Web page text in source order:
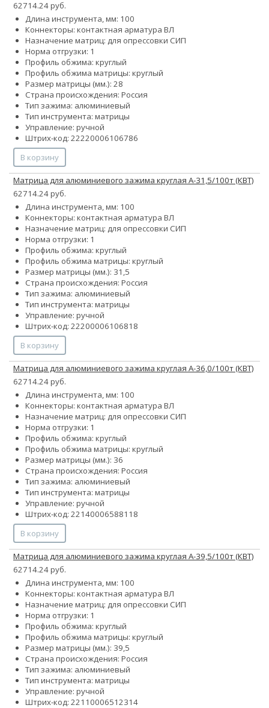
62714.24 руб.
Длина инструмента, мм: 100
Коннекторы: контактная арматура ВЛ
Назначение матриц: для опрессовки СИП
Норма отгрузки: 1
Профиль обжима: круглый
Профиль обжима матрицы: круглый
Размер матрицы (мм.): 28
Страна происхождения: Россия
Тип зажима: алюминиевый
Тип инструмента: матрицы
Управление: ручной
Штрих-код: 22220006106786
В корзину
Матрица для алюминиевого зажима круглая А-31,5/100т (КВТ)
62714.24 руб.
Длина инструмента, мм: 100
Коннекторы: контактная арматура ВЛ
Назначение матриц: для опрессовки СИП
Норма отгрузки: 1
Профиль обжима: круглый
Профиль обжима матрицы: круглый
Размер матрицы (мм.): 31,5
Страна происхождения: Россия
Тип зажима: алюминиевый
Тип инструмента: матрицы
Управление: ручной
Штрих-код: 22200006106818
В корзину
Матрица для алюминиевого зажима круглая А-36,0/100т (КВТ)
62714.24 руб.
Длина инструмента, мм: 100
Коннекторы: контактная арматура ВЛ
Назначение матриц: для опрессовки СИП
Норма отгрузки: 1
Профиль обжима: круглый
Профиль обжима матрицы: круглый
Размер матрицы (мм.): 36
Страна происхождения: Россия
Тип зажима: алюминиевый
Тип инструмента: матрицы
Управление: ручной
Штрих-код: 22140006588118
В корзину
Матрица для алюминиевого зажима круглая А-39,5/100т (КВТ)
62714.24 руб.
Длина инструмента, мм: 100
Коннекторы: контактная арматура ВЛ
Назначение матриц: для опрессовки СИП
Норма отгрузки: 1
Профиль обжима: круглый
Профиль обжима матрицы: круглый
Размер матрицы (мм.): 39,5
Страна происхождения: Россия
Тип зажима: алюминиевый
Тип инструмента: матрицы
Управление: ручной
Штрих-код: 22110006512314